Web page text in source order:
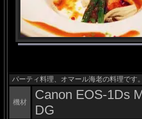
パーティ料理、オマール海老の料理で
機材
Canon EOS-1Ds
DG